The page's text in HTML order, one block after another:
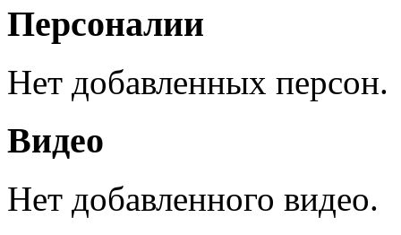
Персоналии
Нет добавленных персон.
Видео
Нет добавленного видео.